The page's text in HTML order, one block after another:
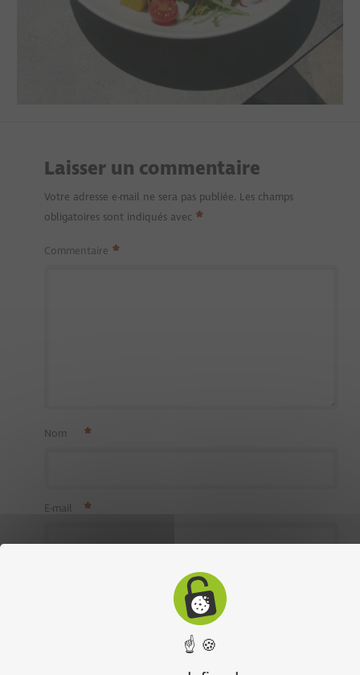
Laisser un commentaire
Votre adresse e-mail ne sera pas publiée. Les champs
obligatoires sont indiqués avec *
Commentaire *
Nom *
E-mail *
☝ 🍪